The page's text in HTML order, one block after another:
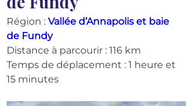
Région : Vallée d’Annapolis et baie
de Fundy
Distance à parcourir : 116 km
Temps de déplacement : 1 heure et
15 minutes